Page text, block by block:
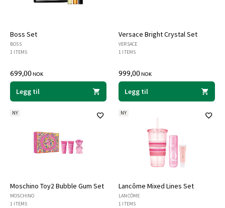
Boss Set
BOSS
1 ITEMS
699,00NOK
Legg til
Versace Bright Crystal Set
VERSACE
1 ITEMS
999,00NOK
Legg til
Moschino Toy2 Bubble Gum Set
NY
MOSCHINO
1 ITEMS
Lancôme Mixed Lines Set
NY
LANCÔME
1 ITEMS